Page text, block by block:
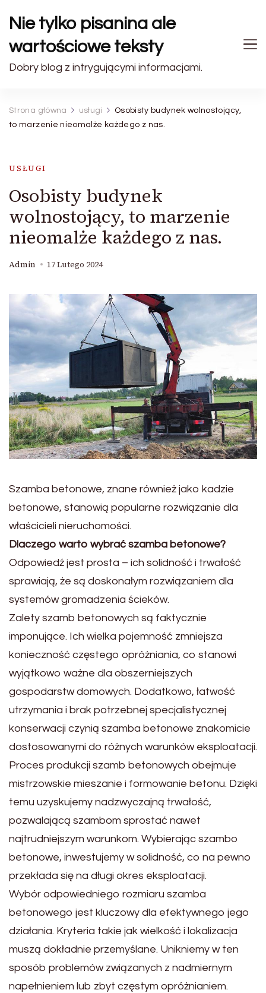
Nie tylko pisanina ale
wartościowe teksty
Dobry blog z intrygującymi informacjami.
Strona główna usługi
Osobisty budynek wolnostojący,
to marzenie nieomalże każdego z nas.
USŁUGI
Osobisty budynek
wolnostojący, to marzenie
nieomalże każdego z nas.
Admin 17 Lutego 2024
Szamba betonowe, znane również jako kadzie
betonowe, stanowią popularne rozwiązanie dla
właścicieli nieruchomości.
Dlaczego warto wybrać szamba betonowe?
Odpowiedź jest prosta – ich solidność i trwałość
sprawiają, że są doskonałym rozwiązaniem dla
systemów gromadzenia ścieków.
Zalety szamb betonowych są faktycznie
imponujące. Ich wielka pojemność zmniejsza
konieczność częstego opróżniania, co stanowi
wyjątkowo ważne dla obszerniejszych
gospodarstw domowych. Dodatkowo, łatwość
utrzymania i brak potrzebnej specjalistycznej
konserwacji czynią szamba betonowe znakomicie
dostosowanymi do różnych warunków eksploatacji.
Proces produkcji szamb betonowych obejmuje
mistrzowskie mieszanie i formowanie betonu. Dzięki
temu uzyskujemy nadzwyczajną trwałość,
pozwalającą szambom sprostać nawet
najtrudniejszym warunkom. Wybierając szambo
betonowe, inwestujemy w solidność, co na pewno
przekłada się na długi okres eksploatacji.
Wybór odpowiedniego rozmiaru szamba
betonowego jest kluczowy dla efektywnego jego
działania. Kryteria takie jak wielkość i lokalizacja
muszą dokładnie przemyślane. Unikniemy w ten
sposób problemów związanych z nadmiernym
napełnieniem lub zbyt częstym opróżnianiem.